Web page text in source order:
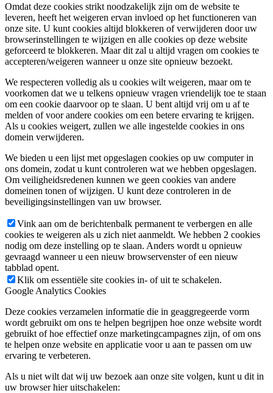
Omdat deze cookies strikt noodzakelijk zijn om de website te
leveren, heeft het weigeren ervan invloed op het functioneren van
onze site. U kunt cookies altijd blokkeren of verwijderen door uw
browserinstellingen te wijzigen en alle cookies op deze website
geforceerd te blokkeren. Maar dit zal u altijd vragen om cookies te
accepteren/weigeren wanneer u onze site opnieuw bezoekt.
We respecteren volledig als u cookies wilt weigeren, maar om te
voorkomen dat we u telkens opnieuw vragen vriendelijk toe te staan
om een cookie daarvoor op te slaan. U bent altijd vrij om u af te
melden of voor andere cookies om een betere ervaring te krijgen.
Als u cookies weigert, zullen we alle ingestelde cookies in ons
domein verwijderen.
We bieden u een lijst met opgeslagen cookies op uw computer in
ons domein, zodat u kunt controleren wat we hebben opgeslagen.
Om veiligheidsredenen kunnen we geen cookies van andere
domeinen tonen of wijzigen. U kunt deze controleren in de
beveiligingsinstellingen van uw browser.
Vink aan om de berichtenbalk permanent te verbergen en alle
cookies te weigeren als u zich niet aanmeldt. We hebben 2 cookies
nodig om deze instelling op te slaan. Anders wordt u opnieuw
gevraagd wanneer u een nieuw browservenster of een nieuw
tabblad opent.
Klik om essentiële site cookies in- of uit te schakelen.
Google Analytics Cookies
Deze cookies verzamelen informatie die in geaggregeerde vorm
wordt gebruikt om ons te helpen begrijpen hoe onze website wordt
gebruikt of hoe effectief onze marketingcampagnes zijn, of om ons
te helpen onze website en applicatie voor u aan te passen om uw
ervaring te verbeteren.
Als u niet wilt dat wij uw bezoek aan onze site volgen, kunt u dit in
uw browser hier uitschakelen: